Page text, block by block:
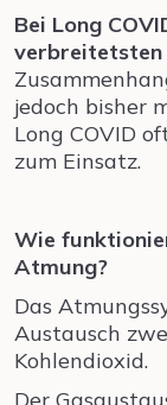
Bei Long
verbreitetsten
jedoch bisher
Long COVID
zum Einsatz.
Wie
Atmung?
Das
Austausch
Kohlendioxid.